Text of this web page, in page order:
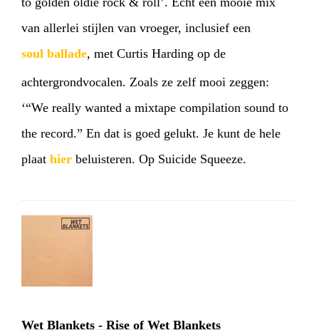
van allerlei stijlen van vroeger, inclusief een
soul ballade, met Curtis Harding op de
achtergrondvocalen. Zoals ze zelf mooi zeggen:
‘“We really wanted a mixtape compilation sound to
the record.” En dat is goed gelukt. Je kunt de hele
plaat hier beluisteren. Op Suicide Squeeze.
Wet Blankets - Rise of Wet Blankets